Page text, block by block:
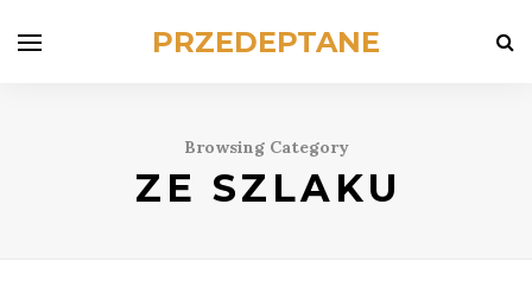
PRZEDEPTANE
Browsing Category
ZE SZLAKU